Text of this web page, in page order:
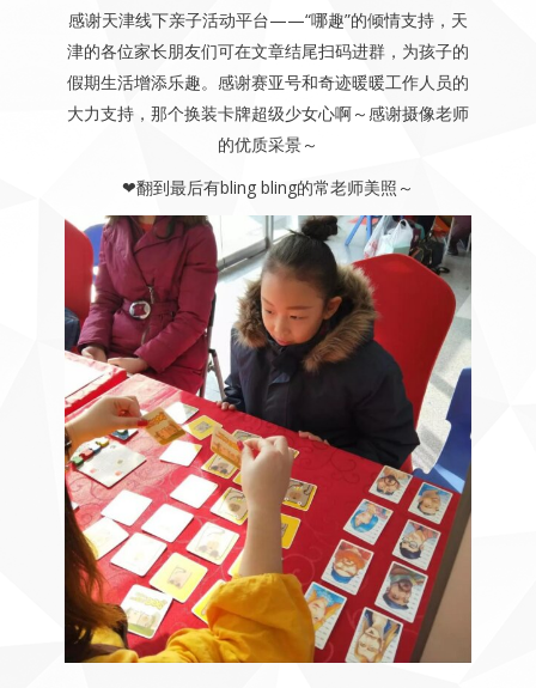
感谢天津线下亲子活动平台——“哪趣”的倾情支持，天
津的各位家长朋友们可在文章结尾扫码进群，为孩子的
假期生活增添乐趣。感谢赛亚号和奇迹暖暖工作人员的
大力支持，那个换装卡牌超级少女心啊～感谢摄像老师
的优质采景～
❤翻到最后有bling bling的常老师美照～